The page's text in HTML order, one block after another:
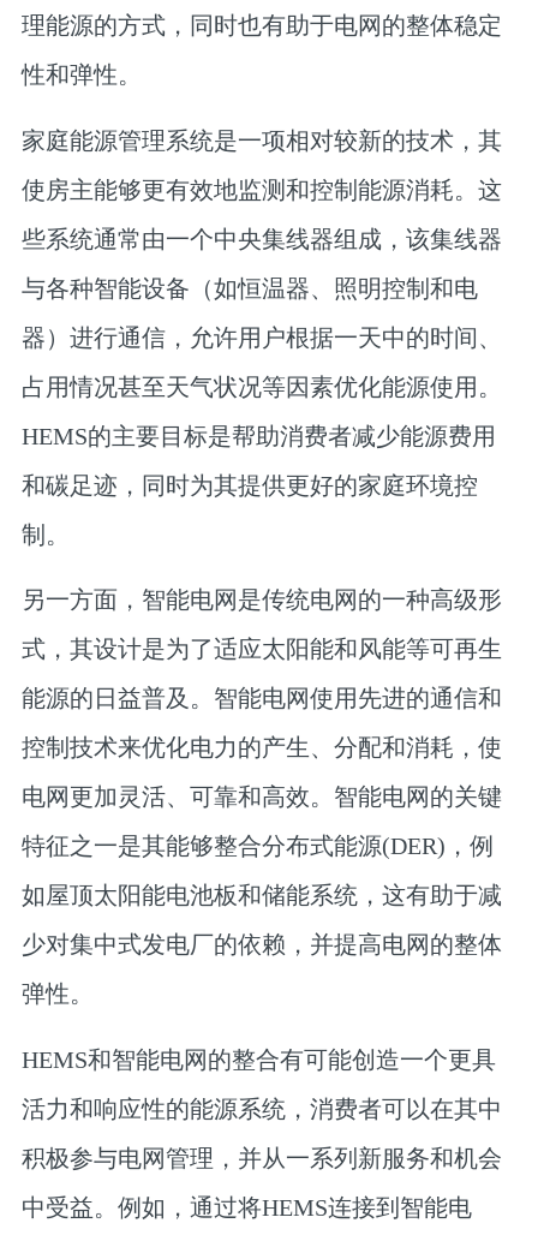
理能源的方式，同时也有助于电网的整体稳定
性和弹性。
家庭能源管理系统是一项相对较新的技术，其
使房主能够更有效地监测和控制能源消耗。这
些系统通常由一个中央集线器组成，该集线器
与各种智能设备（如恒温器、照明控制和电
器）进行通信，允许用户根据一天中的时间、
占用情况甚至天气状况等因素优化能源使用。
HEMS的主要目标是帮助消费者减少能源费用
和碳足迹，同时为其提供更好的家庭环境控
制。
另一方面，智能电网是传统电网的一种高级形
式，其设计是为了适应太阳能和风能等可再生
能源的日益普及。智能电网使用先进的通信和
控制技术来优化电力的产生、分配和消耗，使
电网更加灵活、可靠和高效。智能电网的关键
特征之一是其能够整合分布式能源(DER)，例
如屋顶太阳能电池板和储能系统，这有助于减
少对集中式发电厂的依赖，并提高电网的整体
弹性。
HEMS和智能电网的整合有可能创造一个更具
活力和响应性的能源系统，消费者可以在其中
积极参与电网管理，并从一系列新服务和机会
中受益。例如，通过将HEMS连接到智能电